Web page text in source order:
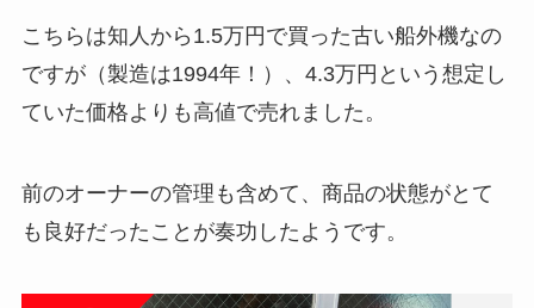
こちらは知人から1.5万円で買った古い船外機なの
ですが（製造は1994年！）、4.3万円という想定し
ていた価格よりも高値で売れました。
前のオーナーの管理も含めて、商品の状態がとて
も良好だったことが奏功したようです。